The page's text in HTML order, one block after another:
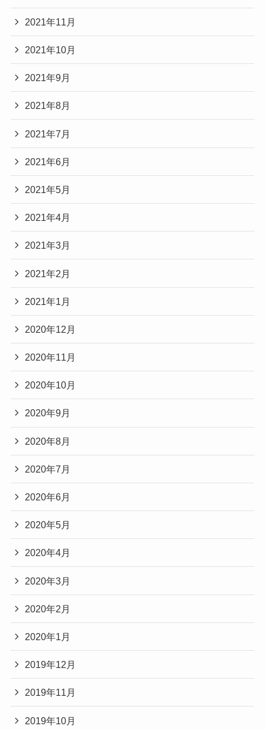
2021年11月
2021年10月
2021年9月
2021年8月
2021年7月
2021年6月
2021年5月
2021年4月
2021年3月
2021年2月
2021年1月
2020年12月
2020年11月
2020年10月
2020年9月
2020年8月
2020年7月
2020年6月
2020年5月
2020年4月
2020年3月
2020年2月
2020年1月
2019年12月
2019年11月
2019年10月